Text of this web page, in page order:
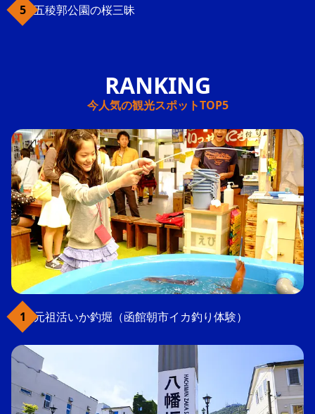
五稜郭公園の桜三昧
今人気の観光スポットTOP5
元祖活いか釣堀（函館朝市イカ釣り体験）